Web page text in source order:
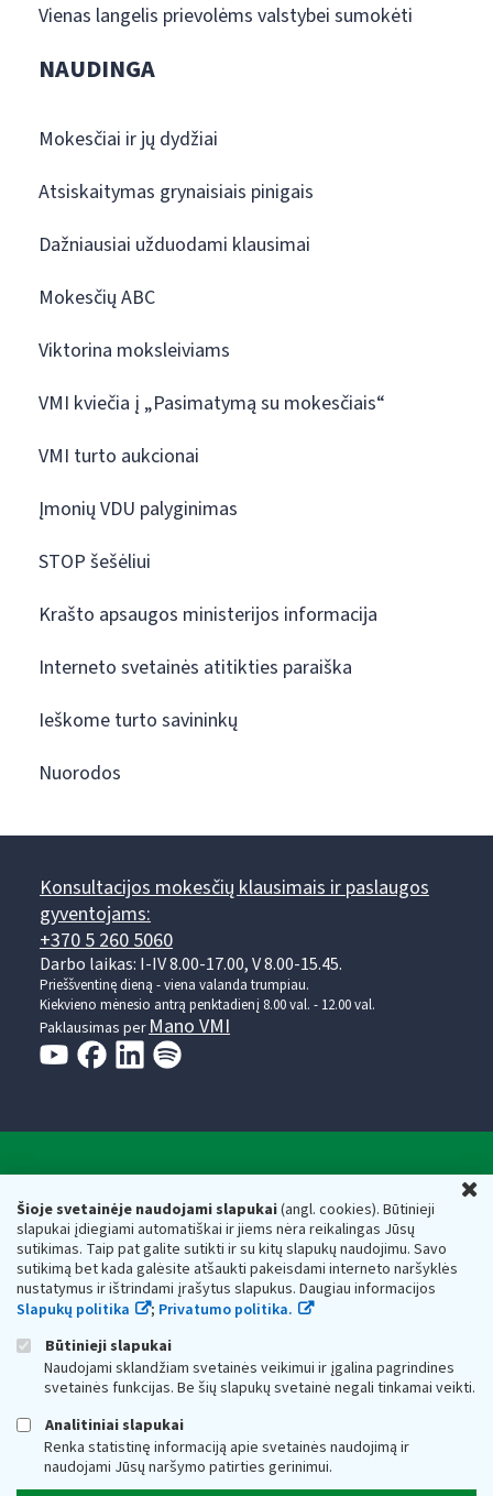
Šioje svetainėje naudojami slapukai(angl. cookies). Būtinieji
slapukai įdiegiami automatiškai ir jiems nėra reikalingas Jūsų
sutikimas. Taip pat galite sutikti ir su kitų slapukų naudojimu. Savo
sutikimą bet kada galėsite atšaukti pakeisdami interneto naršyklės
nustatymus ir ištrindami įrašytus slapukus. Daugiau informacijos
Slapukų politika
; Privatumo politika.
Būtinieji slapukai
Naudojami sklandžiam svetainės veikimui ir įgalina pagrindines
svetainės funkcijas. Be šių slapukų svetainė negali tinkamai veikti.
Analitiniai slapukai
Renka statistinę informaciją apie svetainės naudojimą ir
naudojami Jūsų naršymo patirties gerinimui.
Vienas langelis prievolėms valstybei sumokėti
NAUDINGA
Mokesčiai ir jų dydžiai
Atsiskaitymas grynaisiais pinigais
Dažniausiai užduodami klausimai
Mokesčių ABC
Viktorina moksleiviams
VMI kviečia į „Pasimatymą su mokesčiais“
VMI turto aukcionai
Įmonių VDU palyginimas
STOP šešėliui
Krašto apsaugos ministerijos informacija
Interneto svetainės atitikties paraiška
Ieškome turto savininkų
Nuorodos
Konsultacijos mokesčių klausimais ir paslaugos
gyventojams:
+370 5 260 5060
Darbo laikas: I-IV 8.00-17.00, V 8.00-15.45.
Prieššventinę dieną - viena valanda trumpiau.
Kiekvieno mėnesio antrą penktadienį 8.00 val. - 12.00 val.
Paklausimas per Mano VMI
Respublikos finansų ministerijos
Biudžetinė įstaiga. Juridinio asmens kodas — 188659752,
adresas: Vasario 16-osios g. 14, 01107 Vilnius, Lietuva, el.paštas:
vmi@vmi.lt, E. pristatymo dėžutės adresas 188659752
Duomenys apie Valstybinę mokesčių inspekciją prie Lietuvos
Respublikos finansų ministerijos kaupiami ir saugomi Juridinių